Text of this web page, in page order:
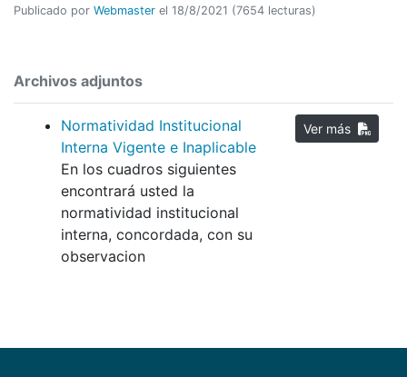
Publicado por Webmaster el 18/8/2021 (7654 lecturas)
Archivos adjuntos
Normatividad Institucional
Interna Vigente e Inaplicable
En los cuadros siguientes
encontrará usted la
normatividad institucional
interna, concordada, con su
observacion